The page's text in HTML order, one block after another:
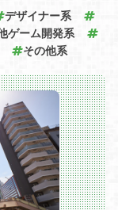
設定
調整・
オペレ
への導
デルの
、自ら
結し、
会えま
の出社
7時間
務を遂
社では
存事業
環境が
、会計
ていま
ェクト
できる
層を厚
候補を
括
成、業
デザイナー系
ゲーム開発系
その他系